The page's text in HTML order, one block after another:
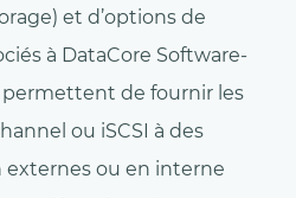
et d’options de
à DataCore Software-
permettent de fournir les
ou iSCSI à des
ou en interne